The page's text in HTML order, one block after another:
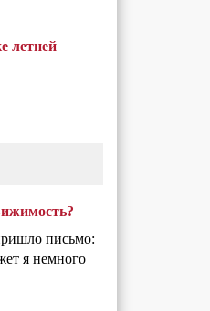
летней
письмо:
я немного